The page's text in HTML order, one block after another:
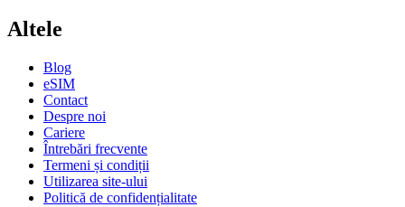
Altele
Blog
eSIM
Contact
Despre noi
Cariere
Întrebări frecvente
Termeni și condiții
Utilizarea site-ului
Politică de confidențialitate